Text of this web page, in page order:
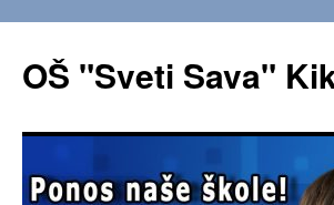
OŠ "Sveti Sava"